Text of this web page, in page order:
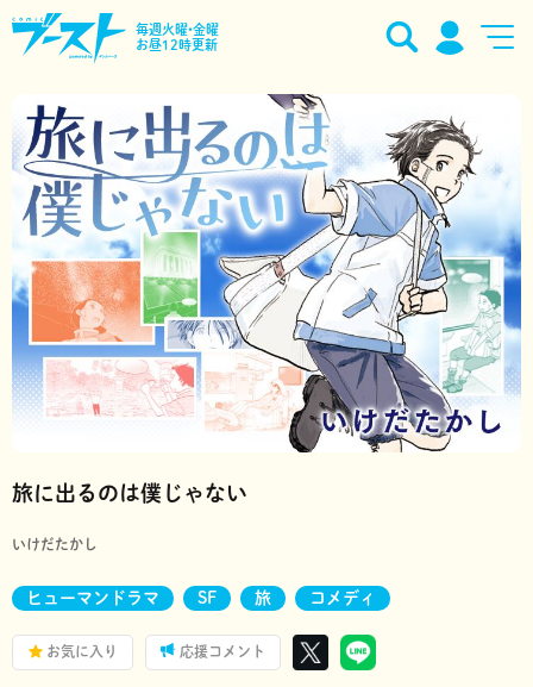
毎週火曜•金曜
お昼12時更新
旅に出るのは僕じゃない
いけだたかし
ヒューマンドラマ SF 旅 コメディ
お気に入り 応援コメント